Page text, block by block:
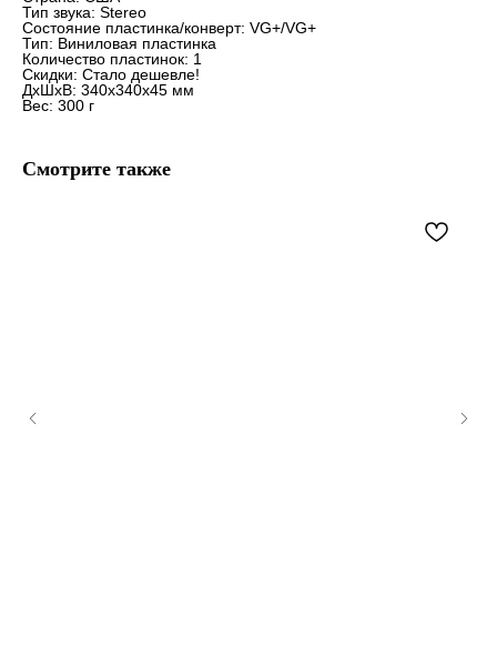
Тип звука: Stereo
Состояние пластинка/конверт: VG+/VG+
Тип: Виниловая пластинка
Количество пластинок: 1
Скидки: Стало дешевле!
ДxШxВ: 340x340x45 мм
Вес: 300 г
Смотрите также